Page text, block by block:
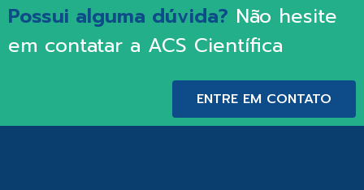
Possui alguma dúvida? Não hesite
em contatar a ACS Científica
ENTRE EM CONTATO